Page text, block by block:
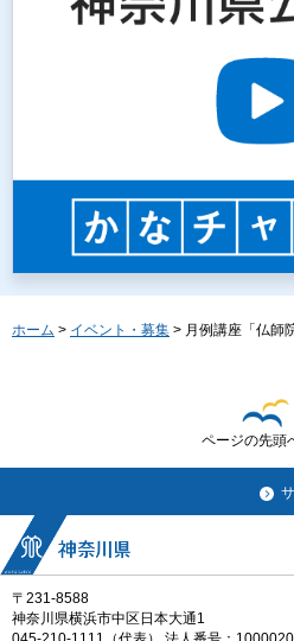
ホーム > イベント・募集 > 月例講座「仏師
ページの先頭
〒231-8588
神奈川県横浜市中区日本大通1